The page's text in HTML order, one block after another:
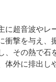
に超音波や
衝撃を与え
、その熱で
外に排出し